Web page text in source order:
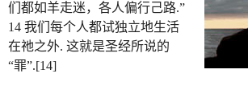
们都如羊走迷，各人偏行己路.”
14 我们每个人都试独立地生活
在祂之外. 这就是圣经所说的
“罪”.[14]